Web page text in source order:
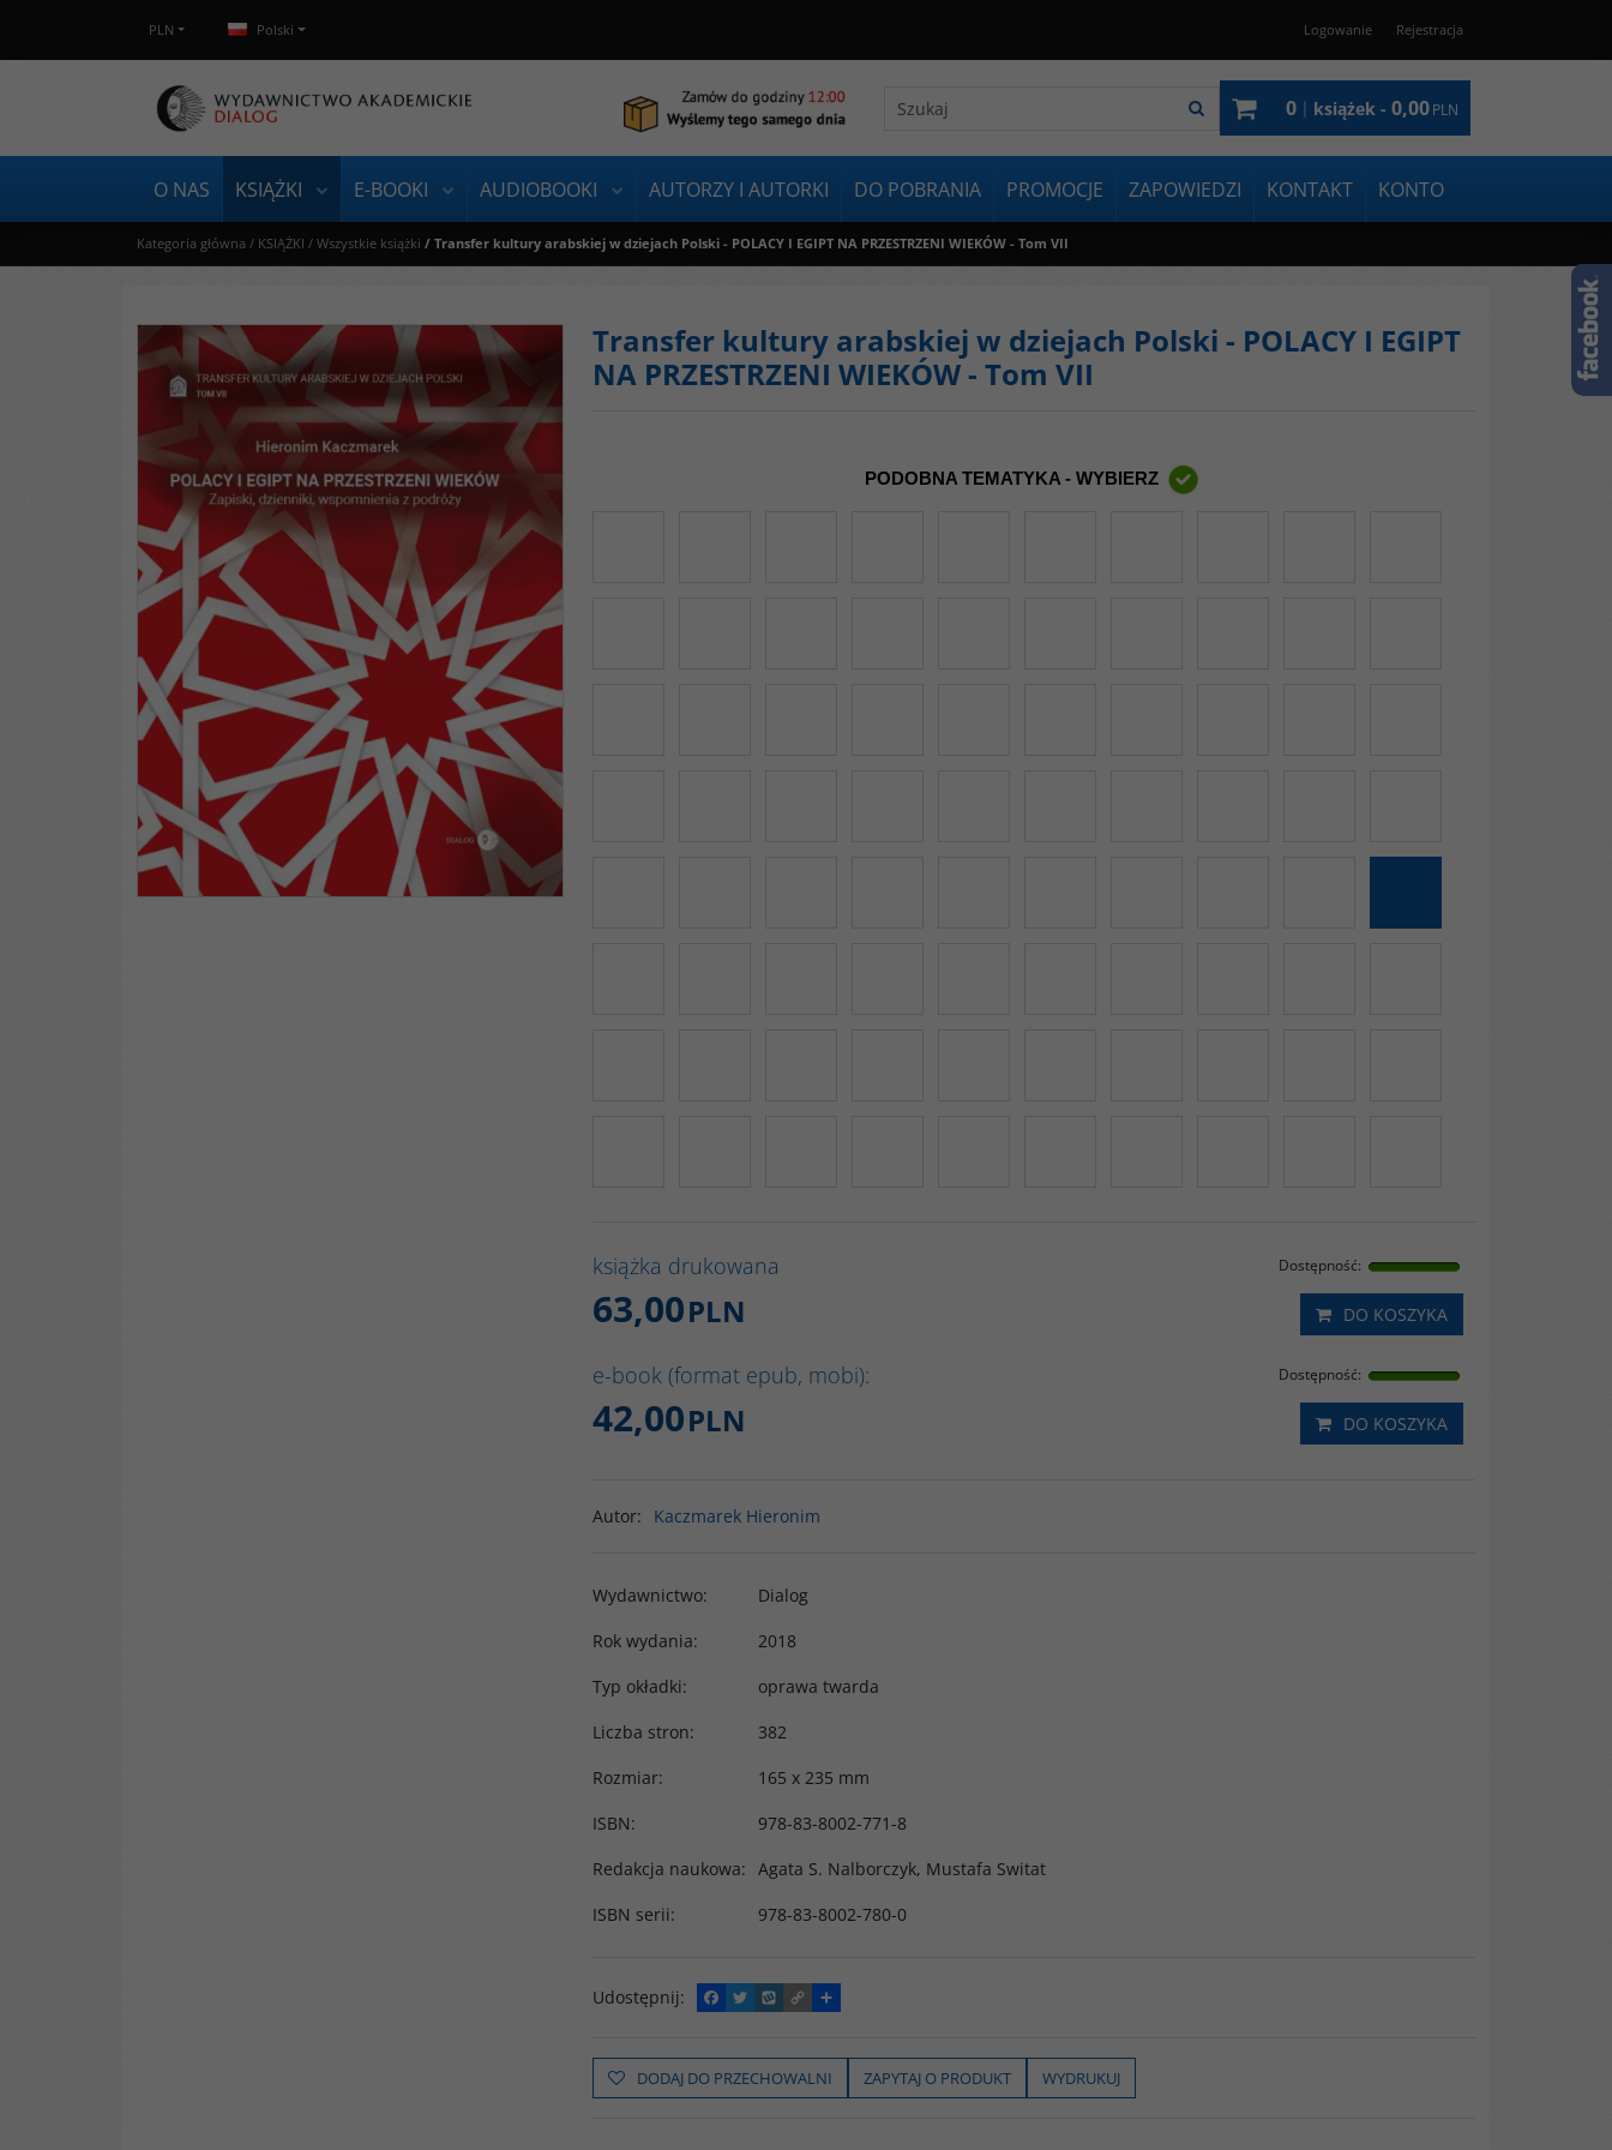
PLN Polski Logowanie Rejestracja
0 | książek - 0,00PLN
O NAS KSIĄŻKI E-BOOKI AUDIOBOOKI AUTORZY I AUTORKI DO POBRANIA PROMOCJE ZAPOWIEDZI KONTAKT KONTO
Kategoria główna / KSIĄŻKI / Wszystkie książki / Transfer kultury arabskiej w dziejach Polski - POLACY I EGIPT NA PRZESTRZENI WIEKÓW - Tom VII
Transfer kultury arabskiej w dziejach Polski - POLACY I EGIPT
NA PRZESTRZENI WIEKÓW - Tom VII
PODOBNA TEMATYKA - WYBIERZ
książka drukowana Dostępność:
63,00PLN DO KOSZYKA
e-book (format epub, mobi): Dostępność:
42,00PLN DO KOSZYKA
Autor: Kaczmarek Hieronim
Wydawnictwo:
Dialog
Rok wydania:
2018
Typ okładki:
oprawa twarda
Liczba stron:
382
Rozmiar:
165 x 235 mm
ISBN:
978-83-8002-771-8
Redakcja naukowa: Agata S. Nalborczyk, Mustafa Switat
ISBN serii: 978-83-8002-780-0
Udostępnij:
F
a
e
b
o
T
w
t
t
e
W
y
o
p
C
o
y
L
i
P
o
z
i
e
DODAJ DO PRZECHOWALNI ZAPYTAJ O PRODUKT WYDRUKUJ